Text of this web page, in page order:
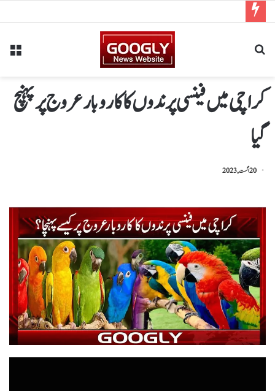
کراچی میں فینسی پرندوں کا کاروبار عروج پر پہنچ
گیا
20 اگست, 2023